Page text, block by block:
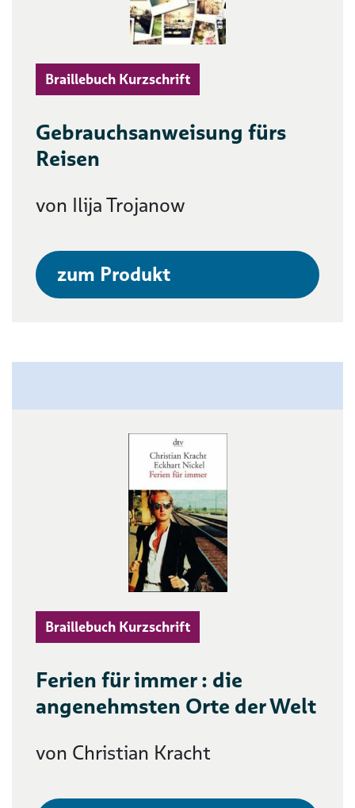
Braillebuch Kurzschrift
Gebrauchsanweisung fürs
Reisen
von Ilija Trojanow
zum Produkt
Braillebuch Kurzschrift
Ferien für immer : die
angenehmsten Orte der Welt
von Christian Kracht